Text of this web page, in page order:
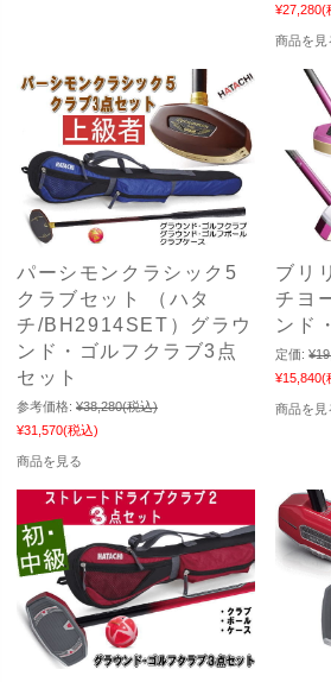
¥27,280(
商品を見
パーシモンクラシック5
クラブセット （ハタ
チ/BH2914SET）グラウ
ンド・ゴルフクラブ3点
セット
参考価格: ¥38,280(税込)
¥31,570(税込)
商品を見る
ブリ
チヨ
ンド
定価:
¥15,840(
商品を見